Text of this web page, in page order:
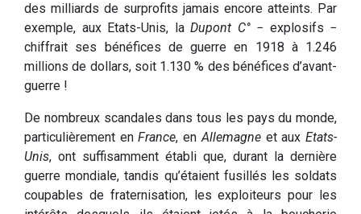
des milliards de surprofits jamais encore atteints. Par
exemple, aux Etats-Unis, la Dupont C°− explosifs −
chiffrait ses bénéfices de guerre en 1918 à 1.246
millions de dollars, soit 1.130 % des bénéfices d’avant-
guerre !
De nombreux scandales dans tous les pays du monde,
particulièrement enFrance, enAllemagneet auxEtats-
Unis, ont suffisamment établi que, durant la dernière
guerre mondiale, tandis qu’étaient fusillés les soldats
coupables de fraternisation, les exploiteurs pour les